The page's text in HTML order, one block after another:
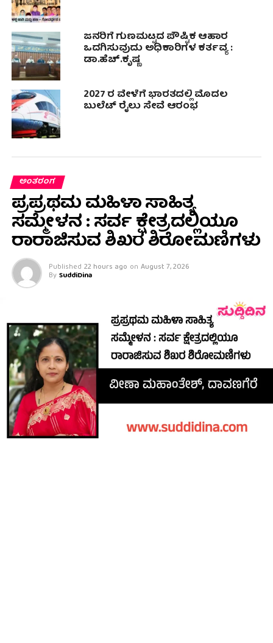
ಜನರಿಗೆ ಗುಣಮಟ್ಟದ ಪೌಷ್ಟಿಕ ಆಹಾರ
ಒದಗಿಸುವುದು ಅಧಿಕಾರಿಗಳ ಕರ್ತವ್ಯ :
ಡಾ.ಹೆಚ್.ಕೃಷ್ಣ
2027 ರ ವೇಳೆಗೆ ಭಾರತದಲ್ಲಿ ಮೊದಲ
ಬುಲೆಟ್ ರೈಲು ಸೇವೆ ಆರಂಭ
ಅಂತರಂಗ
ಪ್ರಪ್ರಥಮ ಮಹಿಳಾ ಸಾಹಿತ್ಯ
ಸಮ್ಮೇಳನ : ಸರ್ವ ಕ್ಷೇತ್ರದಲ್ಲಿಯೂ
ರಾರಾಜಿಸುವ ಶಿಖರ ಶಿರೋಮಣಿಗಳು
Published 22 hours ago on August 7, 2026
By SuddiDina